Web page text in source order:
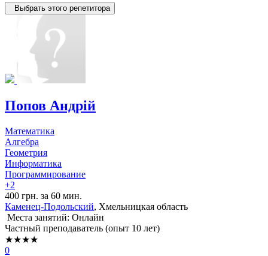
Выбрать этого репетитора
Попов Андрій
Математика
Алгебра
Геометрия
Информатика
Программирование
+2
400 грн. за 60 мин.
Каменец-Подольский, Хмельницкая область
Места занятий: Онлайн
Частный преподаватель (опыт 10 лет)
★★★★
0